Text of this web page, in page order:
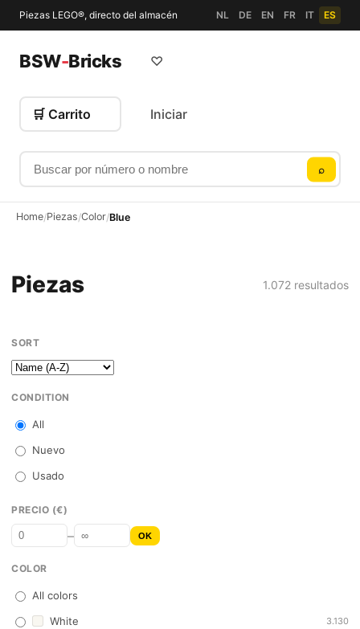
Piezas LEGO®, directo del almacén NL DE EN FR IT ES
BSW-Bricks
Buscar por número o nombre
⌕
♡
🛒 Carrito Iniciar
Home/Piezas/Color/Blue
Piezas 1.072 resultados
SORT
CONDITION
All
Nuevo
Usado
PRECIO (€)
– OK
COLOR
All colors
White
3.130